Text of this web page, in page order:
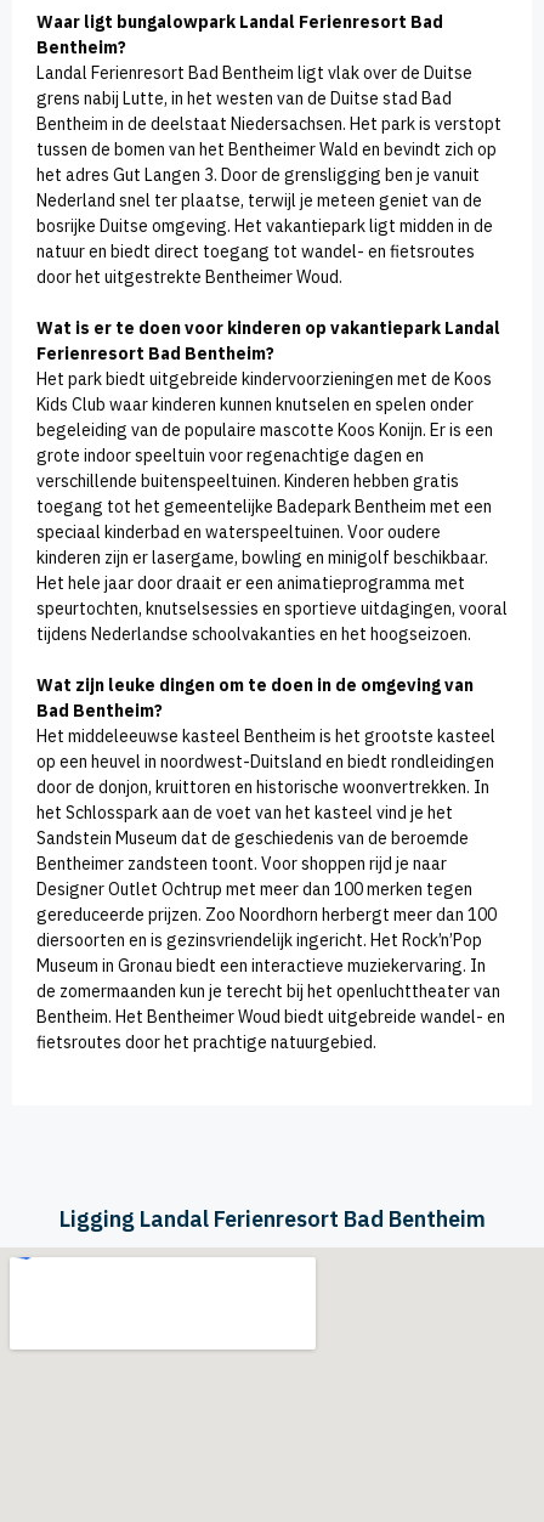
Waar ligt bungalowpark Landal Ferienresort Bad
Bentheim?
Landal Ferienresort Bad Bentheim ligt vlak over de Duitse
grens nabij Lutte, in het westen van de Duitse stad Bad
Bentheim in de deelstaat Niedersachsen. Het park is verstopt
tussen de bomen van het Bentheimer Wald en bevindt zich op
het adres Gut Langen 3. Door de grensligging ben je vanuit
Nederland snel ter plaatse, terwijl je meteen geniet van de
bosrijke Duitse omgeving. Het vakantiepark ligt midden in de
natuur en biedt direct toegang tot wandel- en fietsroutes
door het uitgestrekte Bentheimer Woud.
Wat is er te doen voor kinderen op vakantiepark Landal
Ferienresort Bad Bentheim?
Het park biedt uitgebreide kindervoorzieningen met de Koos
Kids Club waar kinderen kunnen knutselen en spelen onder
begeleiding van de populaire mascotte Koos Konijn. Er is een
grote indoor speeltuin voor regenachtige dagen en
verschillende buitenspeeltuinen. Kinderen hebben gratis
toegang tot het gemeentelijke Badepark Bentheim met een
speciaal kinderbad en waterspeeltuinen. Voor oudere
kinderen zijn er lasergame, bowling en minigolf beschikbaar.
Het hele jaar door draait er een animatieprogramma met
speurtochten, knutselsessies en sportieve uitdagingen, vooral
tijdens Nederlandse schoolvakanties en het hoogseizoen.
Wat zijn leuke dingen om te doen in de omgeving van
Bad Bentheim?
Het middeleeuwse kasteel Bentheim is het grootste kasteel
op een heuvel in noordwest-Duitsland en biedt rondleidingen
door de donjon, kruittoren en historische woonvertrekken. In
het Schlosspark aan de voet van het kasteel vind je het
Sandstein Museum dat de geschiedenis van de beroemde
Bentheimer zandsteen toont. Voor shoppen rijd je naar
Designer Outlet Ochtrup met meer dan 100 merken tegen
gereduceerde prijzen. Zoo Noordhorn herbergt meer dan 100
diersoorten en is gezinsvriendelijk ingericht. Het Rock’n’Pop
Museum in Gronau biedt een interactieve muziekervaring. In
de zomermaanden kun je terecht bij het openluchttheater van
Bentheim. Het Bentheimer Woud biedt uitgebreide wandel- en
fietsroutes door het prachtige natuurgebied.
Ligging Landal Ferienresort Bad Bentheim